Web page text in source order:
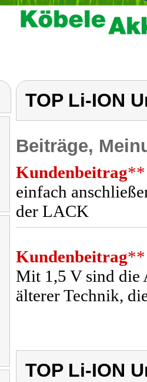
TOP Li-ION
Beiträge,
Kundenbeitrag**
einfach
der LACK
Kundenbeitrag**
Mit 1,5 V sind die
älterer Technik,
TOP Li-ION